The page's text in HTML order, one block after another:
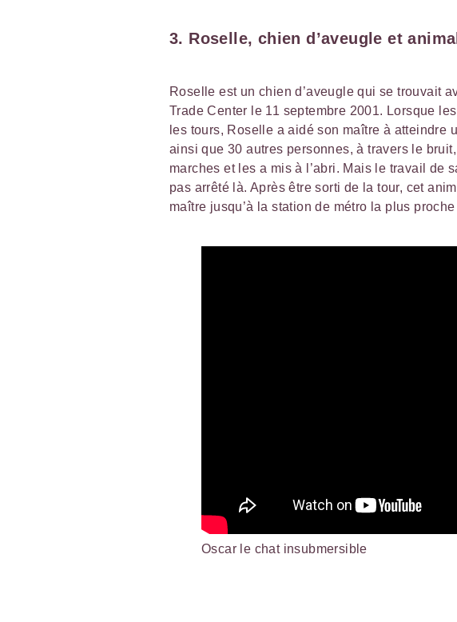
3. Roselle, chien d’aveugle et
Roselle est un chien d’aveugle qui se trouvait
Trade Center le 11 septembre 2001. Lorsque
les tours, Roselle a aidé son maître à atteindre
ainsi que 30 autres personnes, à travers le
marches et les a mis à l’abri. Mais le travail de
pas arrêté là. Après être sorti de la tour, cet
maître jusqu’à la station de métro la plus
Oscar le chat insubmersible